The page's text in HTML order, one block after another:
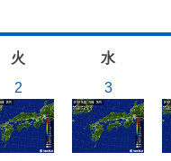
火 水
2 3